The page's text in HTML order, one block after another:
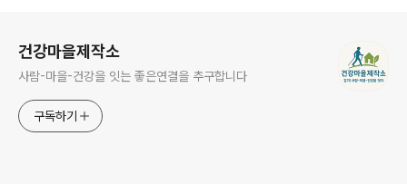
건강마을제작소
사람-마을-건강을 잇는 좋은연결을 추구합니다
구독하기